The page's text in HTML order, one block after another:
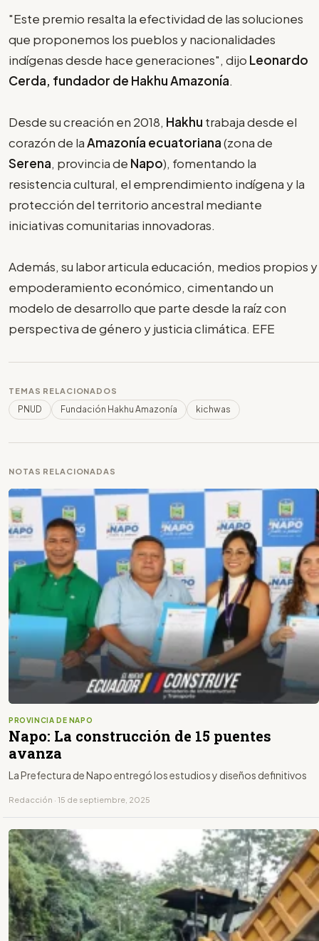
"Este premio resalta la efectividad de las soluciones
que proponemos los pueblos y nacionalidades
indígenas desde hace generaciones", dijo Leonardo
Cerda, fundador de Hakhu Amazonía.
Desde su creación en 2018, Hakhu trabaja desde el
corazón de laAmazonía ecuatoriana(zona de
Serena, provincia de Napo), fomentando la
resistencia cultural, el emprendimiento indígena y la
protección del territorio ancestral mediante
iniciativas comunitarias innovadoras.
Además, su labor articula educación, medios propios y
empoderamiento económico, cimentando un
modelo de desarrollo que parte desde la raíz con
perspectiva de género y justicia climática. EFE
TEMAS RELACIONADOS
PNUD Fundación Hakhu Amazonía kichwas
NOTAS RELACIONADAS
PROVINCIA DE NAPO
Napo: La construcción de 15 puentes
avanza
La Prefectura de Napo entregó los estudios y diseños definitivos
Redacción · 15 de septiembre, 2025